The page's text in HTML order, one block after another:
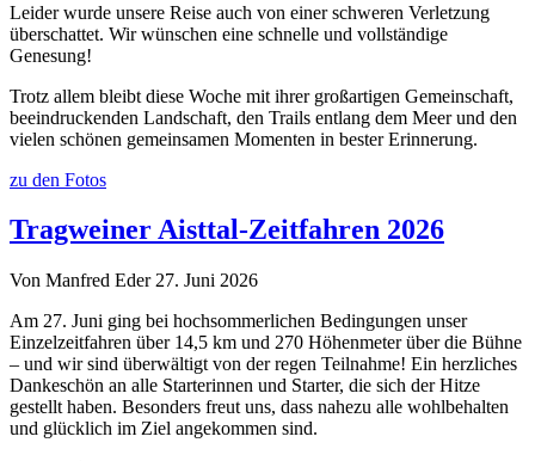
Leider wurde unsere Reise auch von einer schweren Verletzung
überschattet. Wir wünschen eine schnelle und vollständige
Genesung!
Trotz allem bleibt diese Woche mit ihrer großartigen Gemeinschaft,
beeindruckenden Landschaft, den Trails entlang dem Meer und den
vielen schönen gemeinsamen Momenten in bester Erinnerung.
zu den Fotos
Tragweiner Aisttal-Zeitfahren 2026
Von Manfred Eder 27. Juni 2026
Am 27. Juni ging bei hochsommerlichen Bedingungen unser
Einzelzeitfahren über 14,5 km und 270 Höhenmeter über die Bühne
– und wir sind überwältigt von der regen Teilnahme! Ein herzliches
Dankeschön an alle Starterinnen und Starter, die sich der Hitze
gestellt haben. Besonders freut uns, dass nahezu alle wohlbehalten
und glücklich im Ziel angekommen sind.